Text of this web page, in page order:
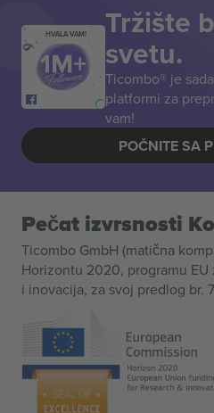
HVALA VAM! Tržište
svetu.
Ticombo® je
platformi za
vam!
POČNITE SA
Pečat izvrsnosti
Ticombo GmbH (matična
Horizontu 2020, programu
i inovacija, za svoj predlog br.